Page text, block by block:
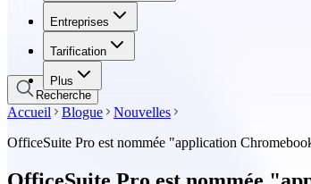
Entreprises
Tarification
Plus
Entreprises
Tarification
Recherche
Accueil Blogue
Nouvelles
OfficeSuite Pro est nommée "application